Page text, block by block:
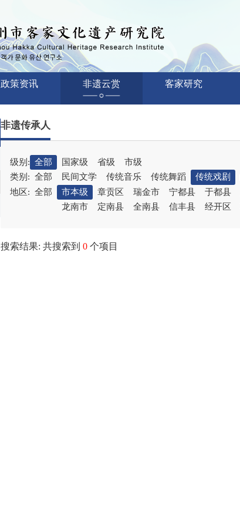
政策资讯 非遗云赏 客家研究
非遗传承人
级别: 全部 国家级 省级
市级
类别: 全部 民间文学 传统音乐 传统舞蹈 传统戏剧
地区: 全部 市本级 章贡区 瑞金市 宁都县 于都县
龙南市
定南县 全南县 信丰县 经开区
搜索结果: 共搜索到0 个项目